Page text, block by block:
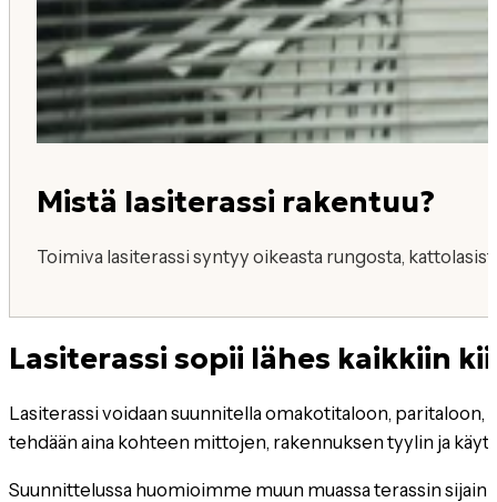
Mistä lasiterassi rakentuu?
Toimiva lasiterassi syntyy oikeasta rungosta,
Lasiterassi sopii lähes kaikkiin
Lasiterassi voidaan suunnitella omakotitaloon, paritaloon,
tehdään aina kohteen mittojen, rakennuksen tyylin ja
Suunnittelussa huomioimme muun muassa terassin